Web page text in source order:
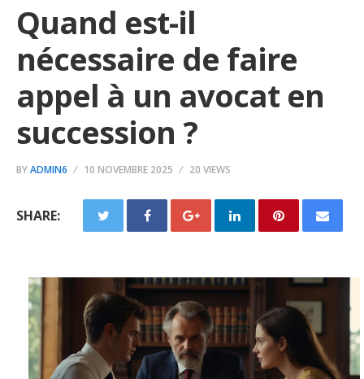
Quand est-il
nécessaire de faire
appel à un avocat en
succession ?
BYADMIN6 10 NOVEMBRE 2025 20 VIEWS
SHARE: